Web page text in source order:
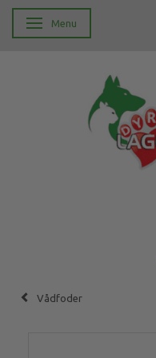
Skifte navigation
Menu
Vådfoder